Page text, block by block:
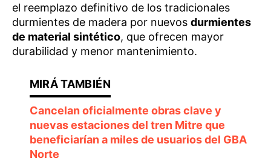
el reemplazo definitivo de los tradicionales
durmientes de madera por nuevos durmientes
de material sintético, que ofrecen mayor
durabilidad y menor mantenimiento.
Cancelan oficialmente obras clave y
nuevas estaciones del tren Mitre que
beneficiarían a miles de usuarios del GBA
Norte